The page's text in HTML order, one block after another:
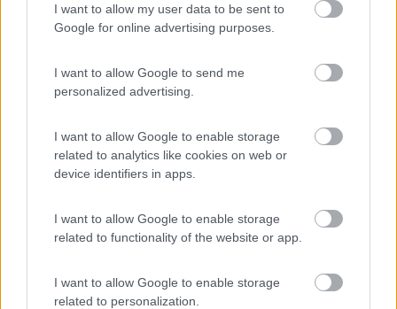
I want to allow my user data to be sent to
Google for online advertising purposes.
I want to allow Google to send me
personalized advertising.
I want to allow Google to enable storage
related to analytics like cookies on web or
device identifiers in apps.
I want to allow Google to enable storage
related to functionality of the website or app.
I want to allow Google to enable storage
related to personalization.
Via Pause 21